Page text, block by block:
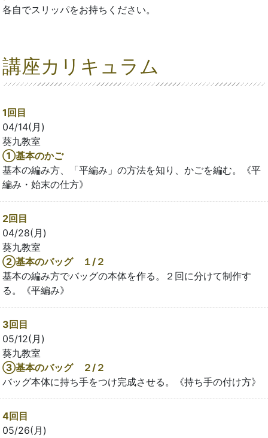
各自でスリッパをお持ちください。
講座カリキュラム
1回目
04/14(月)
葵九教室
①基本のかご
基本の編み方、「平編み」の方法を知り、かごを編む。《平
編み・始末の仕方》
2回目
04/28(月)
葵九教室
②基本のバッグ １/２
基本の編み方でバッグの本体を作る。２回に分けて制作す
る。《平編み》
3回目
05/12(月)
葵九教室
③基本のバッグ ２/２
バッグ本体に持ち手をつけ完成させる。《持ち手の付け方》
4回目
05/26(月)